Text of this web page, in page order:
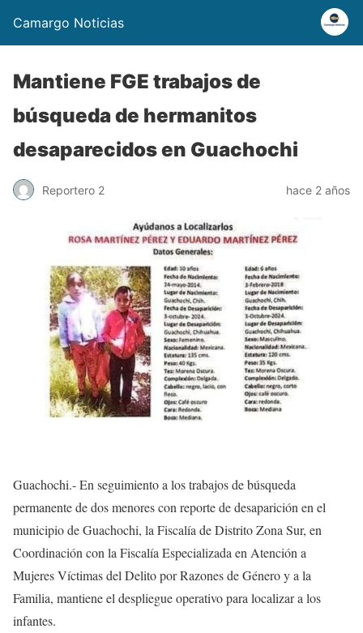
Camargo Noticias
Mantiene FGE trabajos de
búsqueda de hermanitos
desaparecidos en Guachochi
Reportero 2 hace 2 años
Guachochi.- En seguimiento a los trabajos de búsqueda
permanente de dos menores con reporte de desaparición en el
municipio de Guachochi, la Fiscalía de Distrito Zona Sur, en
Coordinación con la Fiscalía Especializada en Atención a
Mujeres Víctimas del Delito por Razones de Género y a la
Familia, mantiene el despliegue operativo para localizar a los
infantes.